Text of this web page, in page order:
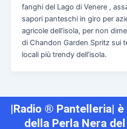
fanghi del Lago di Venere ,
sapori panteschi in giro per
agricole dell’isola, per non
di Chandon Garden Spritz sui
locali più trendy dell’isola.
|Radio ® Pantelleria|
della Perla Nera